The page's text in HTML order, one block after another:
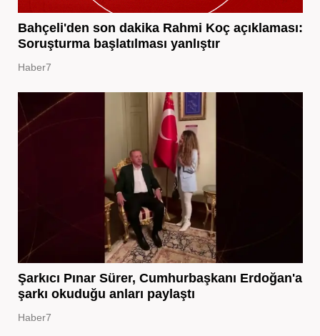
Bahçeli'den son dakika Rahmi Koç açıklaması:
Soruşturma başlatılması yanlıştır
Haber7
Şarkıcı Pınar Sürer, Cumhurbaşkanı Erdoğan'a
şarkı okuduğu anları paylaştı
Haber7